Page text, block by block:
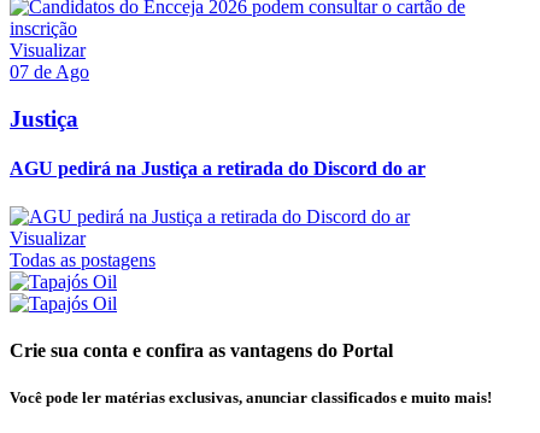
Visualizar
07 de Ago
Justiça
AGU pedirá na Justiça a retirada do Discord do ar
Visualizar
Todas as postagens
Crie sua conta e confira as vantagens do Portal
Você pode ler matérias exclusivas, anunciar classificados e muito mais!